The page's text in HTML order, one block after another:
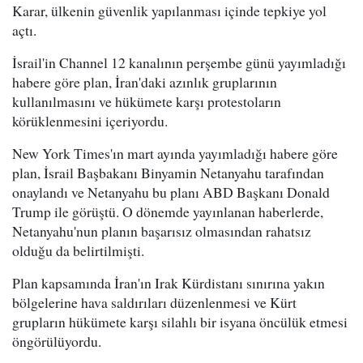
Karar, ülkenin güvenlik yapılanması içinde tepkiye yol
açtı.
İsrail'in Channel 12 kanalının perşembe günü yayımladığı
habere göre plan, İran'daki azınlık gruplarının
kullanılmasını ve hükümete karşı protestoların
körüklenmesini içeriyordu.
New York Times'ın mart ayında yayımladığı habere göre
plan, İsrail Başbakanı Binyamin Netanyahu tarafından
onaylandı ve Netanyahu bu planı ABD Başkanı Donald
Trump ile görüştü. O dönemde yayınlanan haberlerde,
Netanyahu'nun planın başarısız olmasından rahatsız
olduğu da belirtilmişti.
Plan kapsamında İran'ın Irak Kürdistanı sınırına yakın
bölgelerine hava saldırıları düzenlenmesi ve Kürt
grupların hükümete karşı silahlı bir isyana öncülük etmesi
öngörülüyordu.